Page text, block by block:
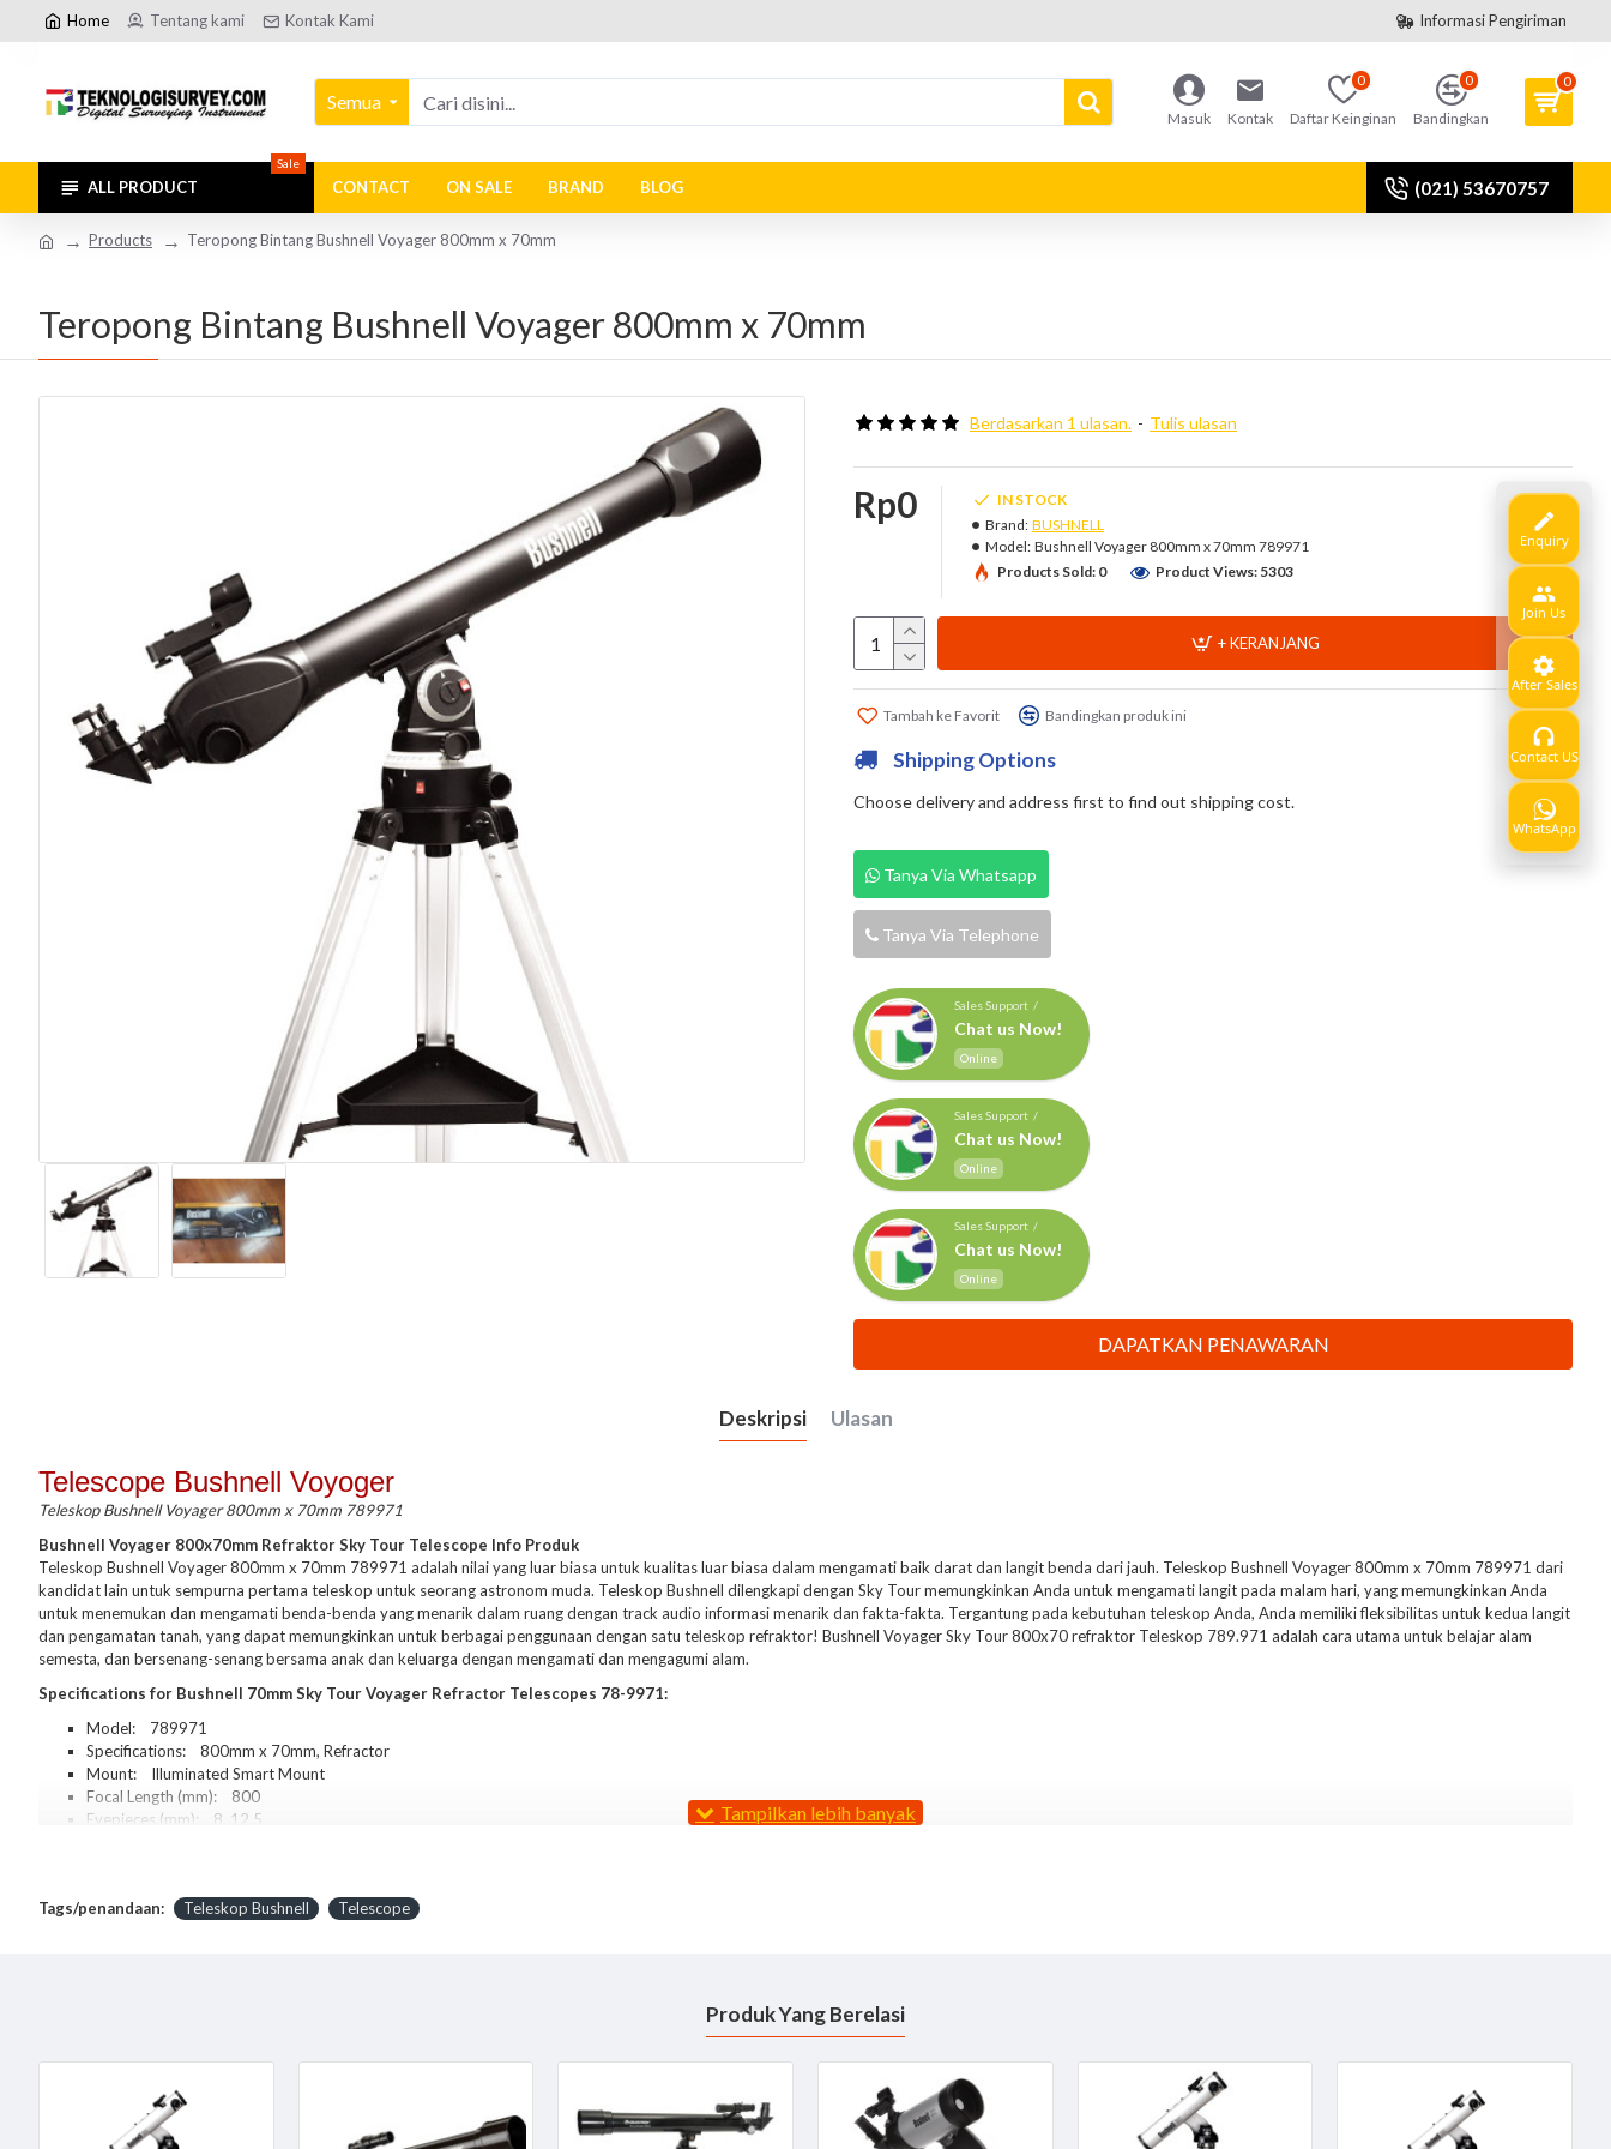
Home Tentang kami Kontak Kami Informasi Pengiriman
Semua
Masuk Kontak Daftar Keinginan
0
Bandingkan
0 0
ALL PRODUCT
Sale
CONTACT ON SALE BRAND BLOG (021) 53670757
Products Teropong Bintang Bushnell Voyager 800mm x 70mm
Teropong Bintang Bushnell Voyager 800mm x 70mm
Berdasarkan 1 ulasan. - Tulis ulasan
Rp0
IN STOCK
Brand: BUSHNELL
Model: Bushnell Voyager 800mm x 70mm 789971​
Products Sold: 0
Product Views: 5303
+ KERANJANG
Tambah ke Favorit Bandingkan produk ini
Shipping Options
Choose delivery and address first to find out shipping cost.
Show
Tanya Via Whatsapp
Tanya Via Telephone
Sales Support /
Chat us Now!
Online
Sales Support /
Chat us Now!
Online
Sales Support /
Chat us Now!
Online
DAPATKAN PENAWARAN
Deskripsi Ulasan
Telescope Bushnell Voyoger
Teleskop Bushnell Voyager 800mm x 70mm 789971​
Bushnell Voyager 800x70mm Refraktor Sky Tour Telescope Info Produk
Teleskop Bushnell Voyager 800mm x 70mm 789971 adalah nilai yang luar biasa untuk kualitas luar biasa dalam mengamati baik darat dan langit benda dari jauh. Teleskop Bushnell Voyager 800mm x 70mm 789971 dari
kandidat lain untuk sempurna pertama teleskop untuk seorang astronom muda. Teleskop Bushnell dilengkapi dengan Sky Tour memungkinkan Anda untuk mengamati langit pada malam hari, yang memungkinkan Anda
untuk menemukan dan mengamati benda-benda yang menarik dalam ruang dengan track audio informasi menarik dan fakta-fakta. Tergantung pada kebutuhan teleskop Anda, Anda memiliki fleksibilitas untuk kedua langit
dan pengamatan tanah, yang dapat memungkinkan untuk berbagai penggunaan dengan satu teleskop refraktor! Bushnell Voyager Sky Tour 800x70 refraktor Teleskop 789.971 adalah cara utama untuk belajar alam
semesta, dan bersenang-senang bersama anak dan keluarga dengan mengamati dan mengagumi alam.
Specifications for Bushnell 70mm Sky Tour Voyager Refractor Telescopes 78-9971:
Model: 789971
Specifications: 800mm x 70mm, Refractor
Mount: Illuminated Smart Mount
Focal Length (mm): 800
Eyepieces (mm): 8, 12.5
Electronic handset Sky Tour memberikan audio tour real-time dari langit malam dengan volume disesuaikan dan pilihan bahasa
Package Contents:
Bushnell Voyager Refractor 800 x 70 Telescope with Sky Tour 789971
Tags/penandaan: Teleskop Bushnell Telescope
Produk Yang Berelasi
Enquiry
Join Us
After Sales
Contact US
WhatsApp